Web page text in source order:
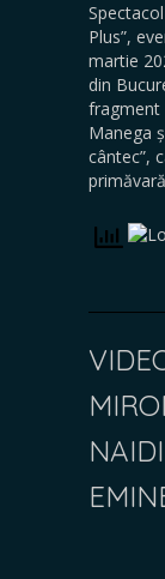
Plus”,
martie
din
fragment
Manega
cântec”,